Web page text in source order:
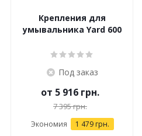
Крепления для
умывальника Yard 600
Под заказ
от 5 916 грн.
7 395 грн.
Экономия 1 479 грн.